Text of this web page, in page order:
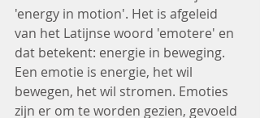
'energy in motion'. Het is afgeleid
van het Latijnse woord 'emotere' en
dat betekent: energie in beweging.
Een emotie is energie, het wil
bewegen, het wil stromen. Emoties
zijn er om te worden gezien, gevoeld